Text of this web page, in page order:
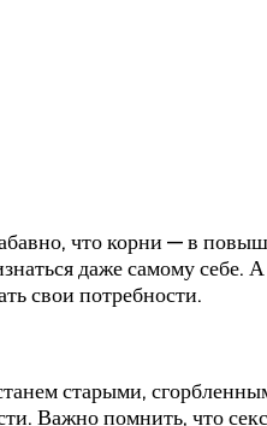
что корни — в
даже самому себе.
свои потребности.
старыми,
Важно помнить, что